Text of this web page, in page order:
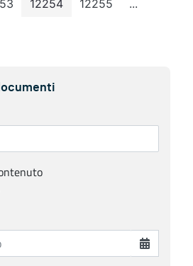
Pagina
12254 Pagina
12255 ...Pagine